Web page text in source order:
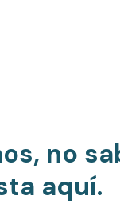
no
aquí.